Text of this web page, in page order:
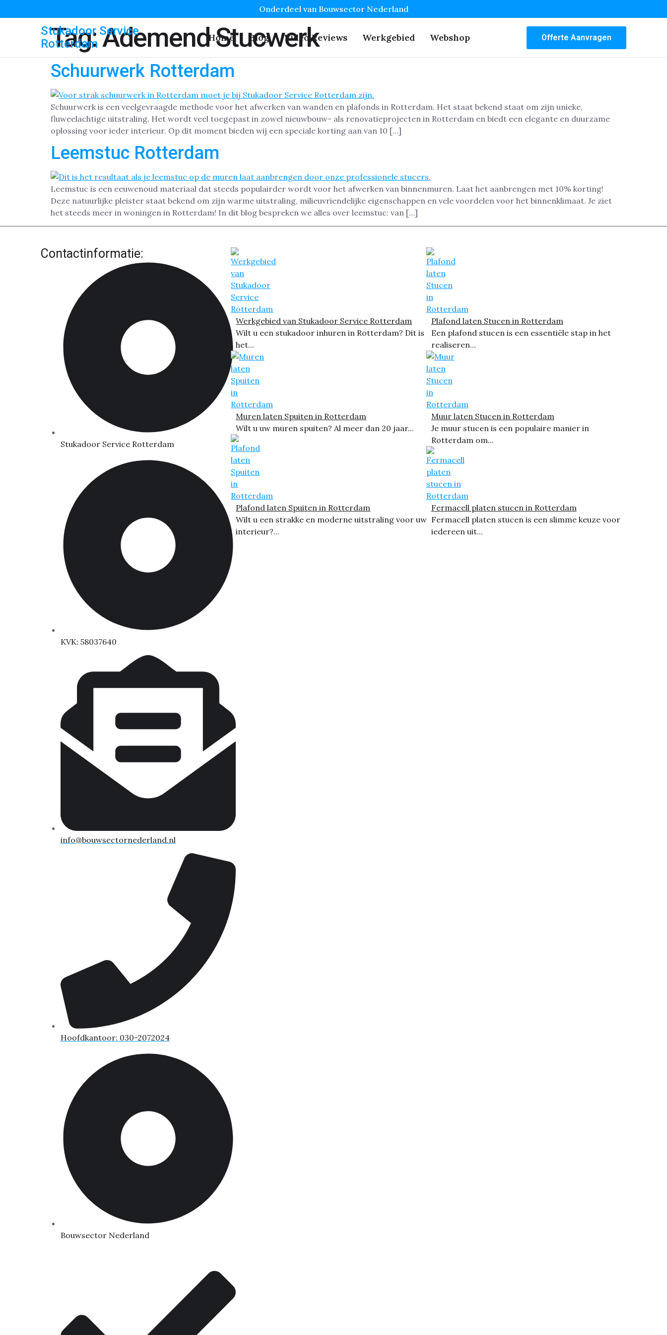
Onderdeel van Bouwsector Nederland
Stukadoor Service
Rotterdam
Home Blog Video Reviews Werkgebied Webshop Offerte Aanvragen
Tag:Ademend Stucwerk
Schuurwerk Rotterdam
Schuurwerk is een veelgevraagde methode voor het afwerken van wanden en plafonds in Rotterdam. Het staat bekend staat om zijn unieke,
fluweelachtige uitstraling. Het wordt veel toegepast in zowel nieuwbouw- als renovatieprojecten in Rotterdam en biedt een elegante en duurzame
oplossing voor ieder interieur. Op dit moment bieden wij een speciale korting aan van 10 […]
Leemstuc Rotterdam
Leemstuc is een eeuwenoud materiaal dat steeds populairder wordt voor het afwerken van binnenmuren. Laat het aanbrengen met 10% korting!
Deze natuurlijke pleister staat bekend om zijn warme uitstraling, milieuvriendelijke eigenschappen en vele voordelen voor het binnenklimaat. Je ziet
het steeds meer in woningen in Rotterdam! In dit blog bespreken we alles over leemstuc: van […]
Contactinformatie:
Stukadoor Service Rotterdam
KVK: 58037640
info@bouwsectornederland.nl
Hoofdkantoor: 030-2072024
Bouwsector Nederland
Werkgebied van Stukadoor Service Rotterdam
Wilt u een stukadoor inhuren in Rotterdam? Dit is
het...
Muren laten Spuiten in Rotterdam
Wilt u uw muren spuiten? Al meer dan 20 jaar...
Plafond laten Spuiten in Rotterdam
Wilt u een strakke en moderne uitstraling voor uw
interieur?...
Plafond laten Stucen in Rotterdam
Een plafond stucen is een essentiële stap in het
realiseren...
Muur laten Stucen in Rotterdam
Je muur stucen is een populaire manier in
Rotterdam om...
Fermacell platen stucen in Rotterdam
Fermacell platen stucen is een slimme keuze voor
iedereen uit...